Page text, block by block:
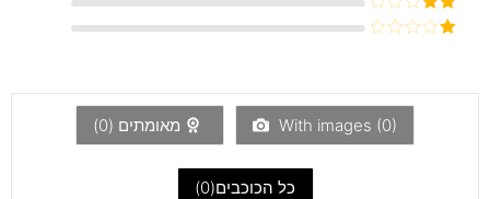
מתוך 5
דורג
5
With images (0) מאומתים (0
)
כל הכוכבים(0
)